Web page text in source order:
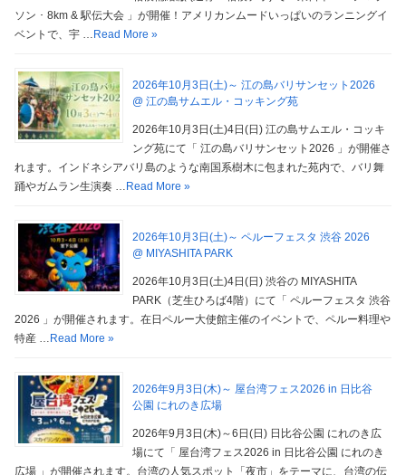
ソン ･ 8km & 駅伝大会 」が開催！アメリカンムードいっぱいのランニングイ
ベントで、宇 … Read More »
2026年10月3日(土)～ 江の島バリサンセット2026
@ 江の島サムエル・コッキング苑
2026年10月3日(土)4日(日) 江の島サムエル・コッキ
ング苑にて「 江の島バリサンセット2026 」が開催さ
れます。インドネシアバリ島のような南国系樹木に包まれた苑内で、バリ舞
踊やガムラン生演奏 … Read More »
2026年10月3日(土)～ ペルーフェスタ 渋谷 2026
@ MIYASHITA PARK
2026年10月3日(土)4日(日) 渋谷の MIYASHITA
PARK（芝生ひろば4階）にて「 ペルーフェスタ 渋谷
2026 」が開催されます。在日ペルー大使館主催のイベントで、ペルー料理や
特産 … Read More »
2026年9月3日(木)～ 屋台湾フェス2026 in 日比谷
公園 にれのき広場
2026年9月3日(木)～6日(日) 日比谷公園 にれのき広
場にて「 屋台湾フェス2026 in 日比谷公園 にれのき
広場 」が開催されます。台湾の人気スポット「夜市」をテーマに、台湾の伝